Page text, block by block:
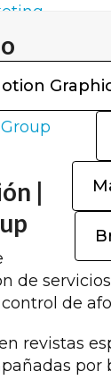
|
de
de
revistas
por